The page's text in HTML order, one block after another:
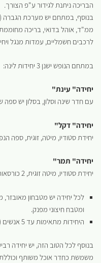
הבריכה ניתנת לגידור ע"פ הצורך.
בנוסף, במתחם יש מערכת הגברה
ממ"ד, אוהל בדואי, בריכה
לרכבים חשמליים, עמדות מנגל
במתחם הנופש ישנן 3 יחידות לינה:
יחידה" עינת"
עם חדר שינה וסלון, בסלון יש ספה
יחידה" דקל"
יחידת סטודיו, מיטה, זוגית, ספה
יחידה" תמר"
יחידת סטודיו, מיטה זוגית, 2 כורסאות טלויזיה וג'קוזי זוגי פנימי.
לכל יחידה יש מטבחון מאובזר,
ומטבח חיצוני מפנק.
היחידות מתאימות עד 5 אנשים (לא כולל ילדים קטנים).
בנוסף לכל הטוב הזה, יש יחידה